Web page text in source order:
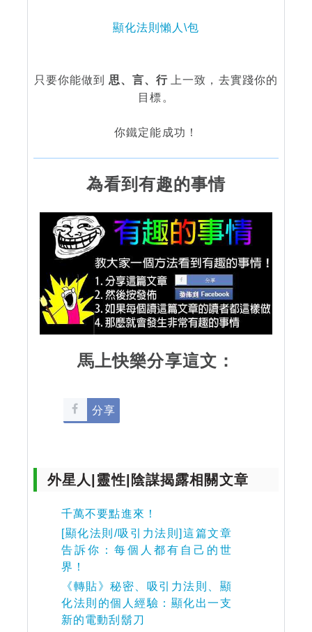
顯化法則懶人\包
只要你能做到 思、言、行 上一致，去實踐你的
目標。
你鐵定能成功！
為看到有趣的事情
馬上快樂分享這文：
分享
外星人|靈性|陰謀揭露相關文章
千萬不要點進來！
[顯化法則/吸引力法則]這篇文章
告訴你：每個人都有自己的世
界！
《轉貼》秘密、吸引力法則、顯
化法則的個人經驗：顯化出一支
新的電動刮鬍刀